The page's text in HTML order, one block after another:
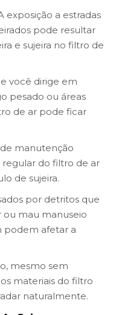
exposição a estradas
pode resultar
e sujeira no filtro de
você dirige em
pesado ou áreas
de ar pode ficar
manutenção
regular do filtro de ar
de sujeira.
por detritos que
mau manuseio
podem afetar a
mesmo sem
materiais do filtro
naturalmente.